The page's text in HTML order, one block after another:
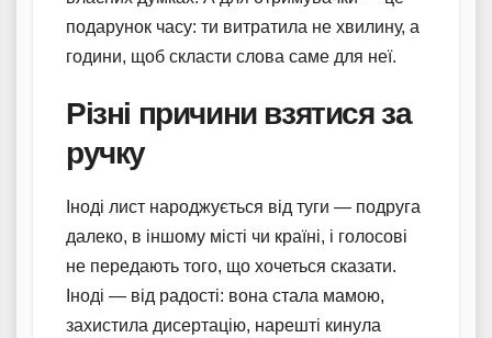
подарунок часу: ти витратила не хвилину, а
години, щоб скласти слова саме для неї.
Різні причини взятися за
ручку
Іноді лист народжується від туги — подруга
далеко, в іншому місті чи країні, і голосові
не передають того, що хочеться сказати.
Іноді — від радості: вона стала мамою,
захистила дисертацію, нарешті кинула